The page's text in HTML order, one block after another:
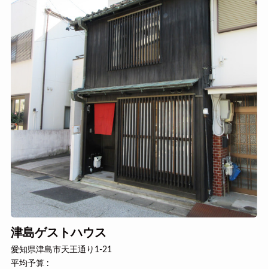
津島ゲストハウス
愛知県津島市天王通り1-21
平均予算 :